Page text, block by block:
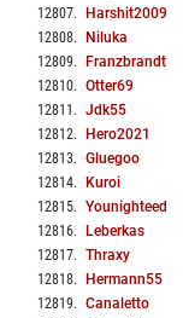
12807. Harshit2009
12808. Niluka
12809. Franzbrandt
12810. Otter69
12811 . Jdk55
12812. Hero2021
12813. Gluegoo
12814. Kuroi
12815. Younighteed
12816. Leberkas
12817. Thraxy
12818. Hermann55
12819. Canaletto